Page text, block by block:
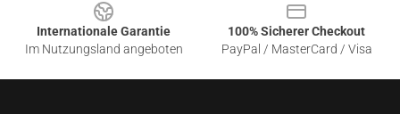
Internationale Garantie
Im Nutzungsland angeboten
100% Sicherer Checkout
PayPal / MasterCard / Visa